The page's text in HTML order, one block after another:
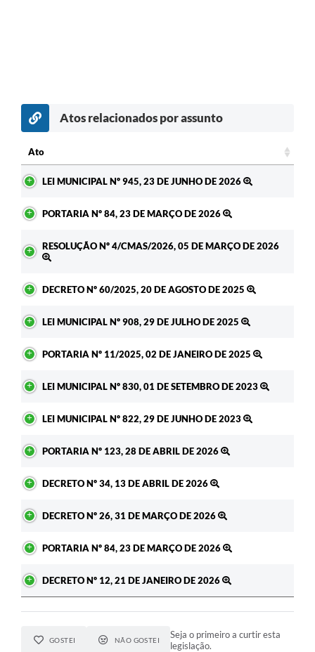
Atos relacionados por assunto
Ato
LEI MUNICIPAL Nº 945, 23 DE JUNHO DE 2026
PORTARIA Nº 84, 23 DE MARÇO DE 2026
RESOLUÇÃO Nº 4/CMAS/2026, 05 DE MARÇO DE 2026
DECRETO Nº 60/2025, 20 DE AGOSTO DE 2025
LEI MUNICIPAL Nº 908, 29 DE JULHO DE 2025
PORTARIA Nº 11/2025, 02 DE JANEIRO DE 2025
LEI MUNICIPAL Nº 830, 01 DE SETEMBRO DE 2023
LEI MUNICIPAL Nº 822, 29 DE JUNHO DE 2023
PORTARIA Nº 123, 28 DE ABRIL DE 2026
DECRETO Nº 34, 13 DE ABRIL DE 2026
DECRETO Nº 26, 31 DE MARÇO DE 2026
PORTARIA Nº 84, 23 DE MARÇO DE 2026
DECRETO Nº 12, 21 DE JANEIRO DE 2026
GOSTEI NÃO GOSTEI
Seja o primeiro a curtir esta
legislação.